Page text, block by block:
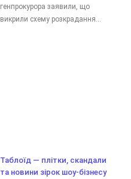
генпрокурора заявили, що
викрили схему розкрадання...
Таблоїд — плітки, скандали
та новини зірок шоу-бізнесу